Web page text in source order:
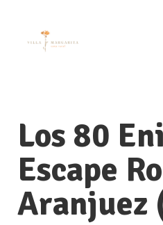
Visitas /
Los 80
Escape
Aranjuez